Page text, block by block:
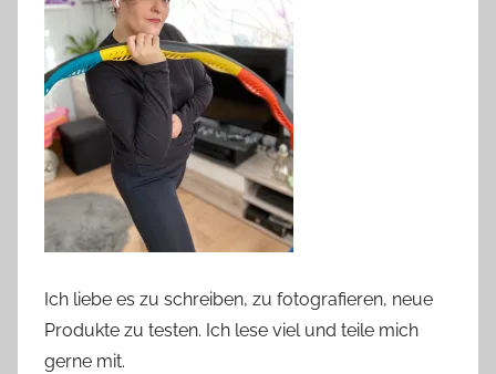
Ich liebe es zu schreiben, zu fotografieren, neue
Produkte zu testen. Ich lese viel und teile mich
gerne mit.